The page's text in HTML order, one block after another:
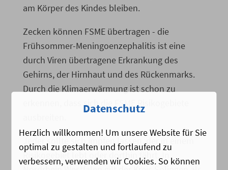
am Körper des Kindes bleiben.
Zecken können FSME übertragen - die
Frühsommer-Meningoenzephalitis ist eine
durch Viren übertragene Erkrankung des
Gehirns, der Hirnhaut und des Rückenmarks.
Durch die Klimaerwärmung ist schon zu
erkennen, dass sich die FSME Risikogebiete
Jeder sollte sich impfen lassen, der in einem
Risikogebiet lebt oder dorthin fährt. In
Datenschutz
Herzlich willkommen! Um unsere Website für Sie
optimal zu gestalten und fortlaufend zu
verbessern, verwenden wir Cookies. So können